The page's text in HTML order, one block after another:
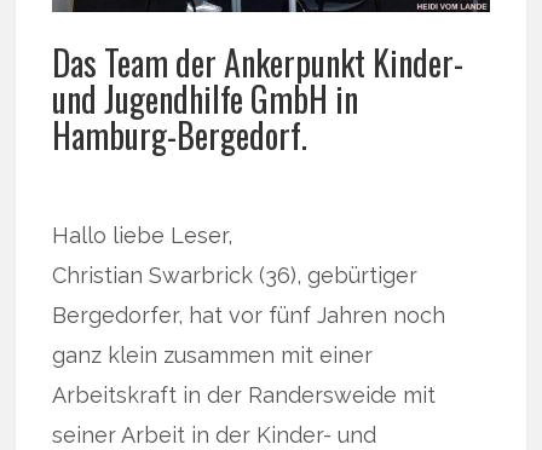
Das Team der Ankerpunkt Kinder-
und Jugendhilfe GmbH in
Hamburg-Bergedorf.
Hallo liebe Leser,
Christian Swarbrick (36), gebürtiger
Bergedorfer, hat vor fünf Jahren noch
ganz klein zusammen mit einer
Arbeitskraft in der Randersweide mit
seiner Arbeit in der Kinder- und